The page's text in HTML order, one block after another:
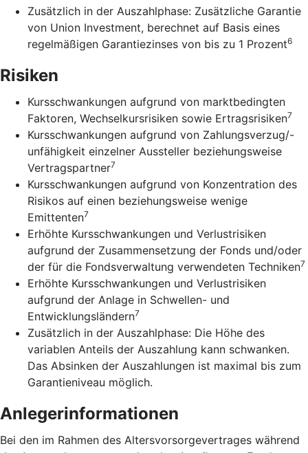
Zusätzlich in der Auszahlphase: Zusätzliche Garantie
von Union Investment, berechnet auf Basis eines
regelmäßigen Garantiezinses von bis zu 1 Prozent6
Risiken
Kursschwankungen aufgrund von marktbedingten
Faktoren, Wechselkursrisiken sowie Ertragsrisiken7
Kursschwankungen aufgrund von Zahlungsverzug/-
unfähigkeit einzelner Aussteller beziehungsweise
Vertragspartner7
Kursschwankungen aufgrund von Konzentration des
Risikos auf einen beziehungsweise wenige
Emittenten7
Erhöhte Kursschwankungen und Verlustrisiken
aufgrund der Zusammensetzung der Fonds und/oder
der für die Fondsverwaltung verwendeten Techniken7
Erhöhte Kursschwankungen und Verlustrisiken
aufgrund der Anlage in Schwellen- und
Entwicklungsländern7
Zusätzlich in der Auszahlphase: Die Höhe des
variablen Anteils der Auszahlung kann schwanken.
Das Absinken der Auszahlungen ist maximal bis zum
Garantieniveau möglich.
Anlegerinformationen
Bei den im Rahmen des Altersvorsorgevertrages während